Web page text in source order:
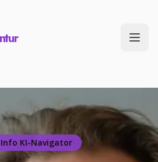
KI-Navigator